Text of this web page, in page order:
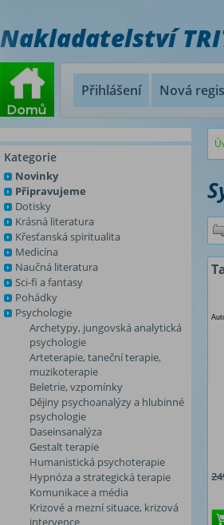
Nakladatelství
Přihlášení Nová
Kategorie
Novinky
Připravujeme
Dotisky
Krásná literatura
Křesťanská spiritualita
Medicína
Naučná literatura
Sci-fi a fantasy
Pohádky
Psychologie
Archetypy, jungovská analytická
psychologie
Arteterapie, taneční terapie,
muzikoterapie
Beletrie, vzpomínky
Dějiny psychoanalýzy a hlubinné
psychologie
Daseinsanalýza
Gestalt terapie
Humanistická psychoterapie
Hypnóza a strategická terapie
Komunikace a média
Krizové a mezní situace, krizová
intervence